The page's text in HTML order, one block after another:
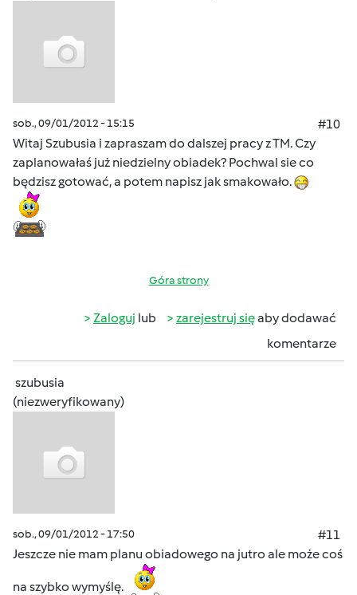
sob., 09/01/2012 - 15:15
#10
Witaj Szubusia i zapraszam do dalszej pracy z TM. Czy
zaplanowałaś już niedzielny obiadek? Pochwal sie co
będzisz gotować, a potem napisz jak smakowało.
Góra strony
Zaloguj lub zarejestruj sięaby dodawać
komentarze
szubusia
(niezweryfikowany)
sob., 09/01/2012 - 17:50
#11
Jeszcze nie mam planu obiadowego na jutro ale może coś
na szybko wymyślę.